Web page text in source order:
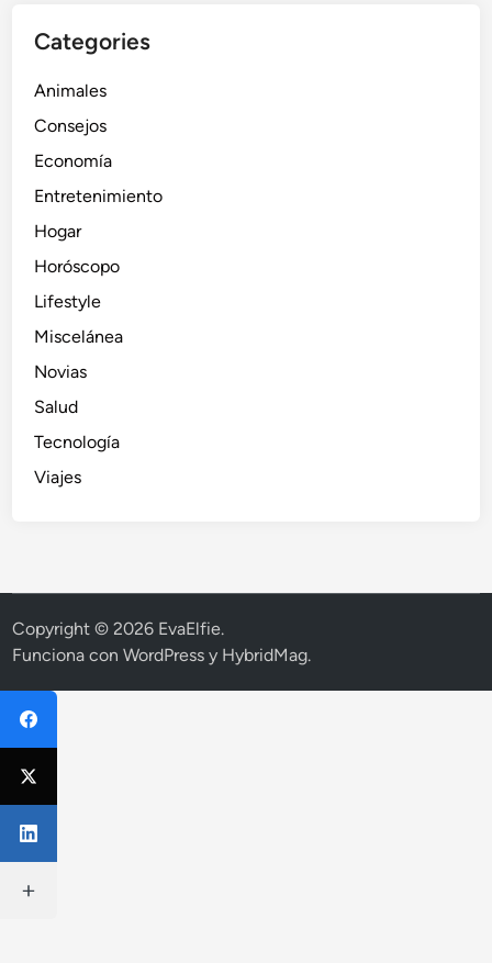
Categories
Animales
Consejos
Economía
Entretenimiento
Hogar
Horóscopo
Lifestyle
Miscelánea
Novias
Salud
Tecnología
Viajes
Copyright © 2026 EvaElfie.
Funciona conWordPress y HybridMag.